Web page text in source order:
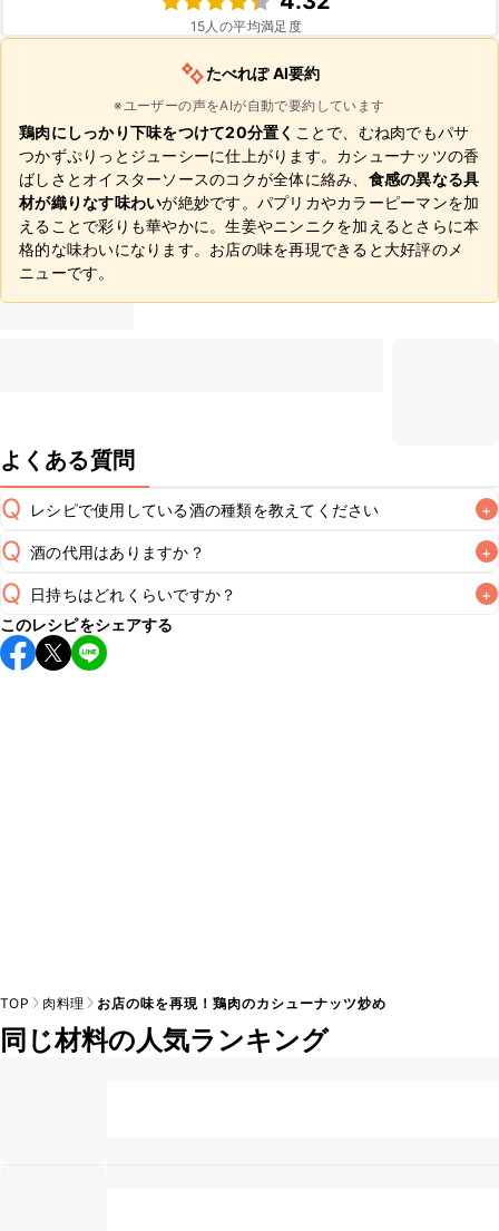
15人の平均満足度
たべれぽ AI要約
※ユーザーの声をAIが自動で要約しています
鶏肉にしっかり下味をつけて20分置く ことで、むね肉でもパサ
つかずぷりっとジューシーに仕上がります。カシューナッツの香
ばしさとオイスターソースのコクが全体に絡み、 食感の異なる具
材が織りなす味わいが絶妙です。パプリカやカラーピーマンを加
えることで彩りも華やかに。生姜やニンニクを加えるとさらに本
格的な味わいになります。お店の味を再現できると大好評のメ
ニューです。
よくある質問
Q レシピで使用している酒の種類を教えてください +
A
Q 酒の代用はありますか？ +
A
Q 日持ちはどれくらいですか？ +
保存期間は冷蔵で翌日中が目安です。なるべくお早めにお召
し上がりください。
このレシピをシェアする
TOP 肉料理 お店の味を再現！鶏肉のカシューナッツ炒め
同じ材料の人気ランキング